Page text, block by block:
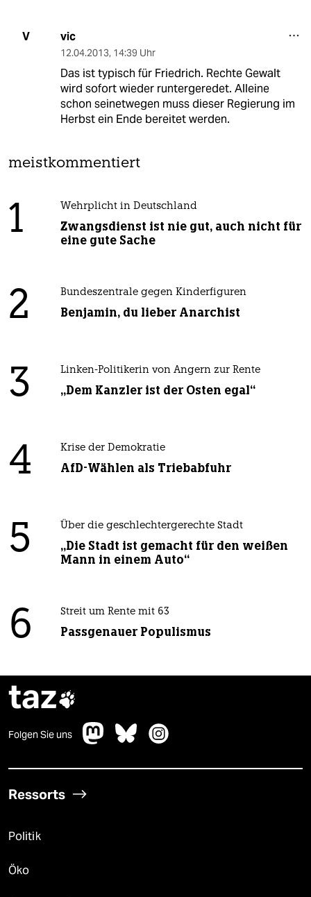
V vic
12.04.2013, 14:39 Uhr
Das ist typisch für Friedrich. Rechte Gewalt
wird sofort wieder runtergeredet. Alleine
schon seinetwegen muss dieser Regierung im
Herbst ein Ende bereitet werden.
meistkommentiert
1 Wehrplicht in Deutschland
Zwangsdienst ist nie gut, auch nicht für
eine gute Sache
2 Bundeszentrale gegen Kinderfiguren
Benjamin, du lieber Anarchist
3 Linken-Politikerin von Angern zur Rente
„Dem Kanzler ist der Osten egal“
4 Krise der Demokratie
AfD-Wählen als Triebabfuhr
5 Über die geschlechtergerechte Stadt
„Die Stadt ist gemacht für den weißen
Mann in einem Auto“
6 Streit um Rente mit 63
Passgenauer Populismus
taz
Folgen Sie uns
Ressorts
Politik
Öko